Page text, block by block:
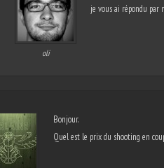
oli
je vous ai répondu par
Bonjour.
Quel est le prix du shooting en